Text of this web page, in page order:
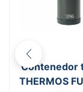
Contenedor
THERMOS